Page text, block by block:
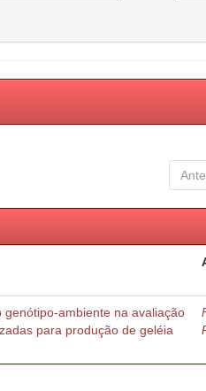
ambiente na avaliação
para produção de geléia